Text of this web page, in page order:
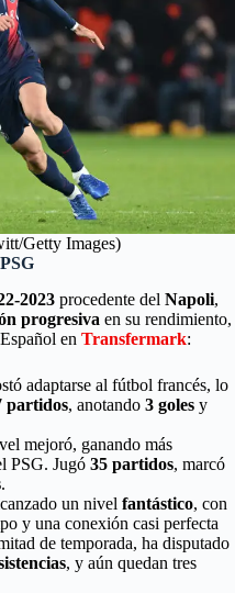
Getty Images)
2023 procedente del Napoli,
progresiva en su rendimiento,
en Transfermark:
adaptarse al fútbol francés, lo
partidos, anotando 3 goles y
mejoró, ganando más
PSG. Jugó 35 partidos, marcó
.
un nivel fantástico, con
y una conexión casi perfecta
de temporada, ha disputado
, y aún quedan tres